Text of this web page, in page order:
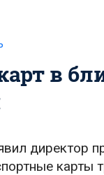
в
директор
карты